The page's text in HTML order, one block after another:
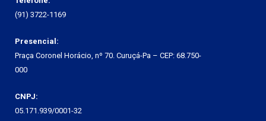
(91) 3722-1169
Presencial:
Praça Coronel Horácio, nº 70. Curuçá-Pa – CEP: 68.750-
000
CNPJ:
05.171.939/0001-32